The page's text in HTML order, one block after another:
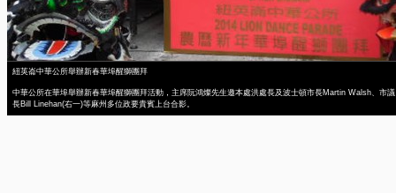
紐英崙中華公所舉辦新春華埠醒獅團拜
中華公所在華埠舉辦新春華埠醒獅團拜活動，主席阮鴻燦先生邀本處洪處長及波士頓市長Martin Walsh、市議
長Bill Linehan(右一)等麻州多位政要貴賓上台合影。